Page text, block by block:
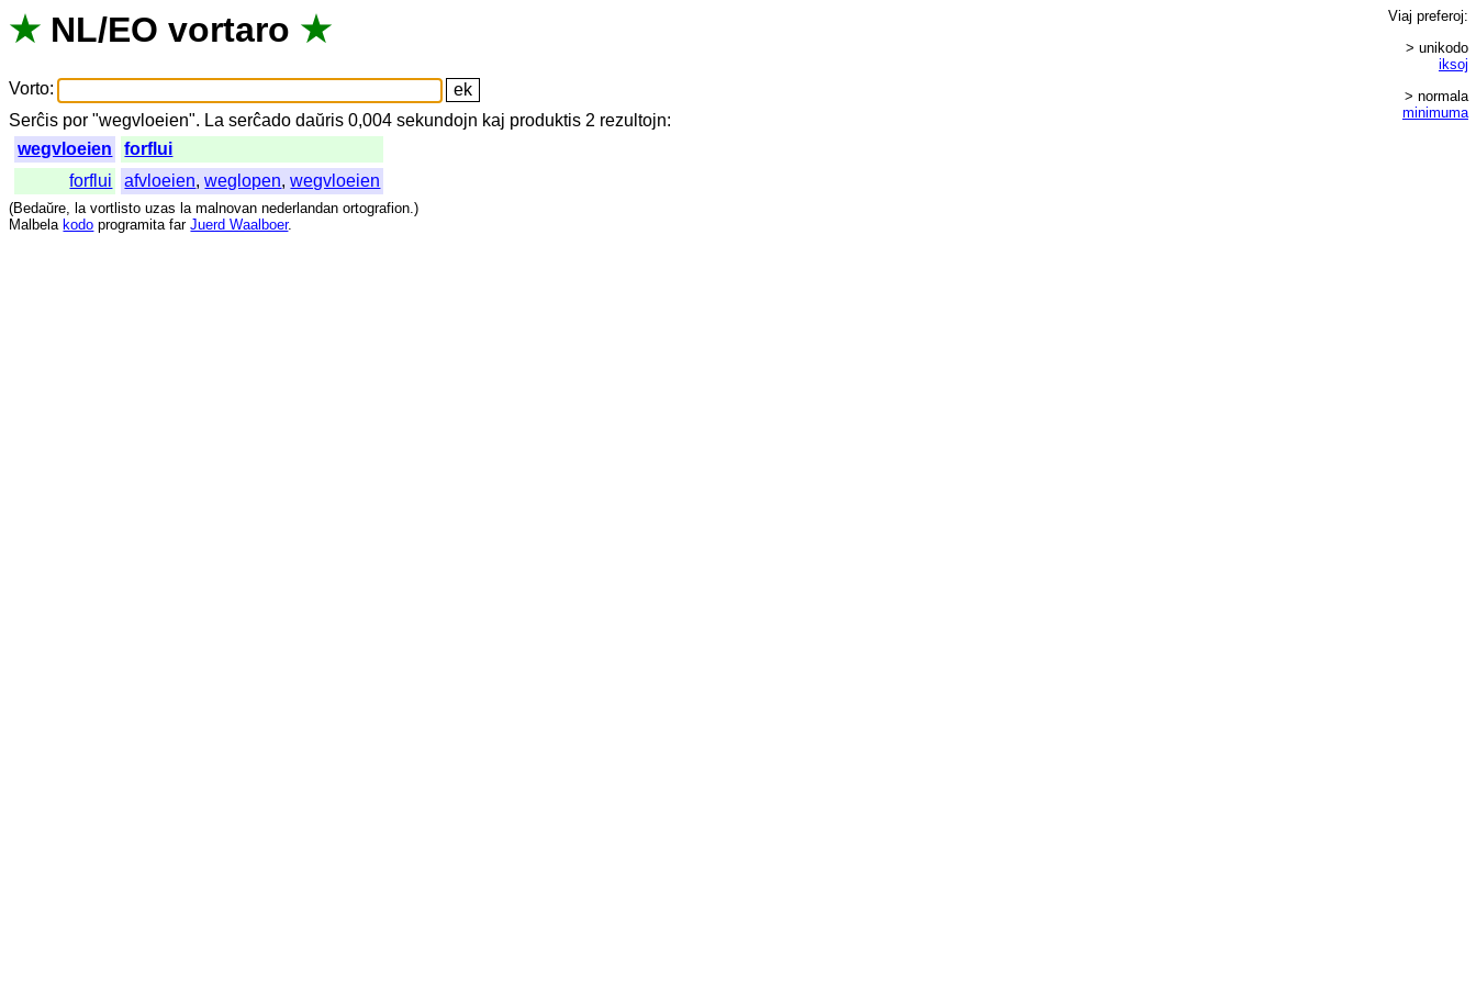
★ NL/EO vortaro ★
Vorto:
Serĉis por "wegvloeien". La serĉado daŭris 0,004sekundojn kaj produktis 2 rezultojn:
wegvloeien
forflui
forflui
afvloeien,weglopen,wegvloeien
Viaj preferoj:
> unikodo
iksoj
> normala
minimuma
(Bedaŭre, la vortlisto uzas la malnovan nederlandan ortografion.)
Malbela kodo programita far Juerd Waalboer.